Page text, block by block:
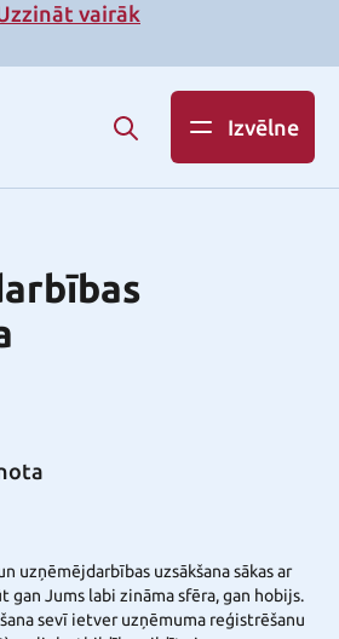
vairāk
Izvēlne
uzņēmējdarbības uzsākšana sākas ar
gan Jums labi zināma sfēra, gan hobijs.
sevī ietver uzņēmuma reģistrēšanu